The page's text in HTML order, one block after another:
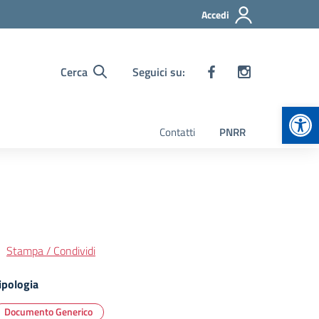
Accedi
Cerca Seguici su:
Contatti PNRR
Stampa / Condividi
Documento Generico